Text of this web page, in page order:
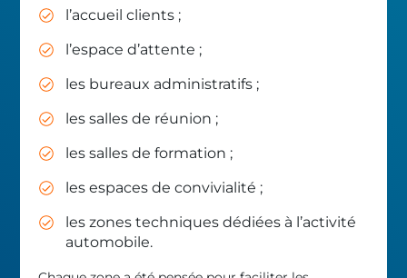
l’accueil clients ;
l’espace d’attente ;
les bureaux administratifs ;
les salles de réunion ;
les salles de formation ;
les espaces de convivialité ;
les zones techniques dédiées à l’activité
automobile.